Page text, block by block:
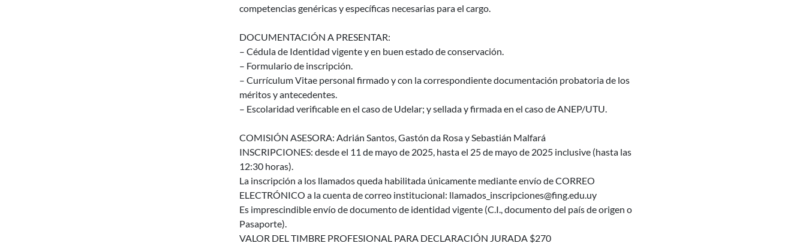
competencias genéricas y específicas necesarias para el cargo.
DOCUMENTACIÓN A PRESENTAR:
– Cédula de Identidad vigente y en buen estado de conservación.
– Formulario de inscripción.
– Currículum Vitae personal firmado y con la correspondiente documentación probatoria de los
méritos y antecedentes.
– Escolaridad verificable en el caso de Udelar; y sellada y firmada en el caso de ANEP/UTU.
COMISIÓN ASESORA: Adrián Santos, Gastón da Rosa y Sebastián Malfará
INSCRIPCIONES: desde el 11 de mayo de 2025, hasta el 25 de mayo de 2025 inclusive (hasta las
12:30 horas).
La inscripción a los llamados queda habilitada únicamente mediante envío de CORREO
ELECTRÓNICO a la cuenta de correo institucional: llamados_inscripciones@fing.edu.uy
Es imprescindible envío de documento de identidad vigente (C.I., documento del país de origen o
Pasaporte).
VALOR DEL TIMBRE PROFESIONAL PARA DECLARACIÓN JURADA $270